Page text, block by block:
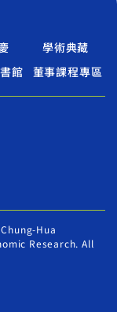
學術典藏
館
董事課程專區
Hua
Research. All